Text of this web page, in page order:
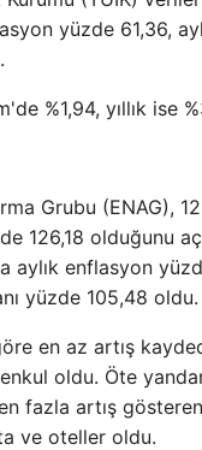
yüzde 61,36,
%1,94, yıllık ise
Grubu (ENAG),
126,18 olduğunu
aylık enflasyon
yüzde 105,48 oldu.
en az artış
oldu. Öte
fazla artış
ve oteller oldu.